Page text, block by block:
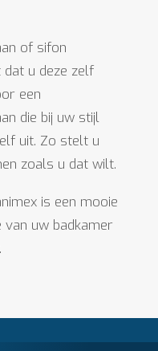
of sifon
u deze zelf
een
die bij uw stijl
uit. Zo stelt u
zoals u dat wilt.
is een mooie
uw badkamer